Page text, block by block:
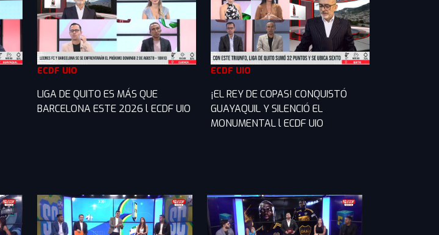
ECDF UIO
LIGA DE QUITO ES MÁS QUE
BARCELONA ESTE 2026 l ECDF UIO
ECDF UIO
¡EL REY DE COPAS! CONQUISTÓ
GUAYAQUIL Y SILENCIÓ EL
MONUMENTAL l ECDF UIO